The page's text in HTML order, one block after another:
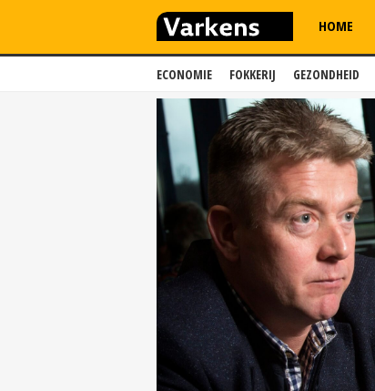
ECONOMIE FOKKERIJ GEZONDHEID
HOME